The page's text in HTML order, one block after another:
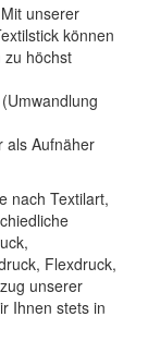
unserer
können
zu höchst
als Aufnäher
nach Textilart,
Flexdruck,
unserer
Ihnen stets in